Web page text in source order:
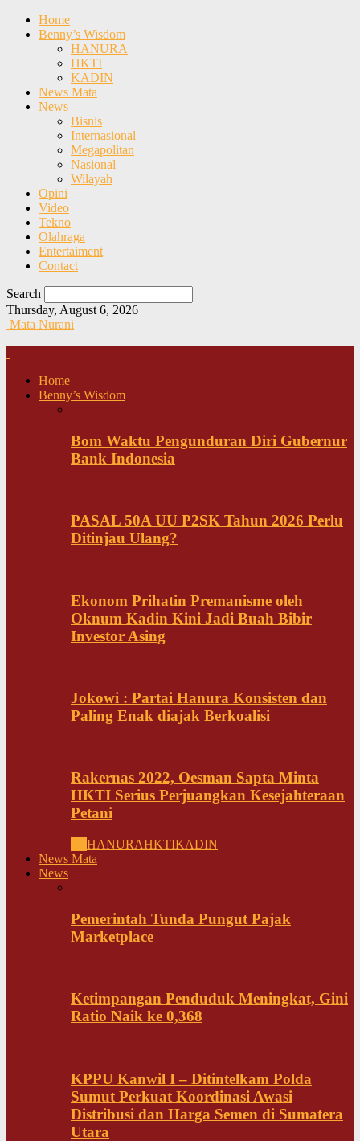
Home
Benny’s Wisdom
HANURA
HKTI
KADIN
News Mata
News
Bisnis
Internasional
Megapolitan
Nasional
Wilayah
Opini
Video
Tekno
Olahraga
Entertaiment
Contact
Search
Thursday, August 6, 2026
Mata Nurani
Home
Benny’s Wisdom
Bom Waktu Pengunduran Diri Gubernur
Bank Indonesia
PASAL 50A UU P2SK Tahun 2026 Perlu
Ditinjau Ulang?
Ekonom Prihatin Premanisme oleh
Oknum Kadin Kini Jadi Buah Bibir
Investor Asing
Jokowi : Partai Hanura Konsisten dan
Paling Enak diajak Berkoalisi
Rakernas 2022, Oesman Sapta Minta
HKTI Serius Perjuangkan Kesejahteraan
Petani
HANURAHKTIKADIN
News Mata
News
Pemerintah Tunda Pungut Pajak
Marketplace
Ketimpangan Penduduk Meningkat, Gini
Ratio Naik ke 0,368
KPPU Kanwil I – Ditintelkam Polda
Sumut Perkuat Koordinasi Awasi
Distribusi dan Harga Semen di Sumatera
Utara